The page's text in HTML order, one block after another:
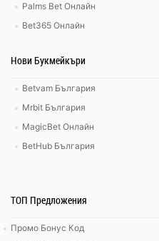
Palms Bet Онлайн
Bet365 Онлайн
Нови Букмейкъри
Betvam България
Mrbit България
MagicBet Онлайн
BetHub България
ТОП Предложения
Промо Бонус Код